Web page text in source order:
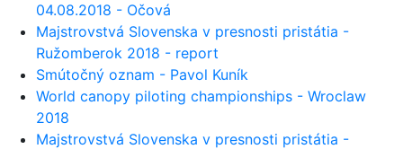
04.08.2018 - Očová
Majstrovstvá Slovenska v presnosti pristátia -
Ružomberok 2018 - report
Smútočný oznam - Pavol Kuník
World canopy piloting championships - Wroclaw
2018
Majstrovstvá Slovenska v presnosti pristátia -